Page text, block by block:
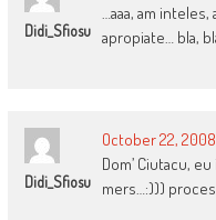
Didi_Sfiosu
…aaa, am
apropiate… bla,
Didi_Sfiosu
October 22, 2008
Dom’ Ciutacu,
mers…:)))